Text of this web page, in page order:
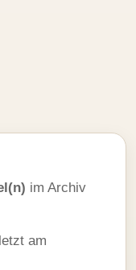
im Archiv
am